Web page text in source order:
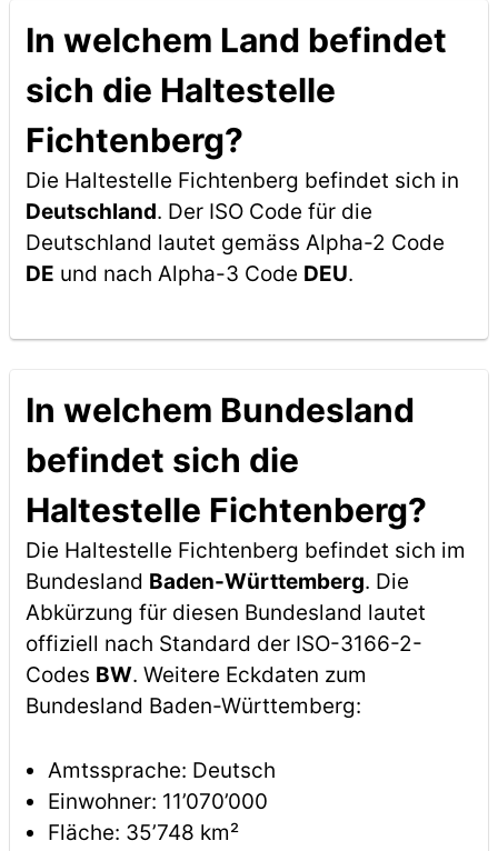
In welchem Land befindet
sich die Haltestelle
Fichtenberg?
Die Haltestelle Fichtenberg befindet sich in
Deutschland. Der ISO Code für die
Deutschland lautet gemäss Alpha-2 Code
DE und nach Alpha-3 Code DEU.
In welchem Bundesland
befindet sich die
Haltestelle Fichtenberg?
Die Haltestelle Fichtenberg befindet sich im
Bundesland Baden-Württemberg. Die
Abkürzung für diesen Bundesland lautet
offiziell nach Standard der ISO-3166-2-
Codes BW. Weitere Eckdaten zum
Bundesland Baden-Württemberg:
Amtssprache: Deutsch
Einwohner: 11’070’000
Fläche: 35’748 km²